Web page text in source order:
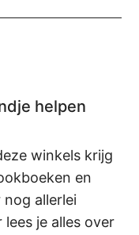
helpen
winkels krijg
en
nog allerlei
je alles over